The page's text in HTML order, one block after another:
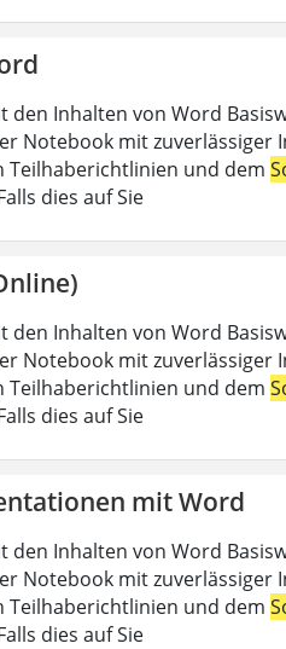
den Inhalten von Word
Notebook mit
Teilhaberichtlinien und dem
dies auf Sie
den Inhalten von Word
Notebook mit
Teilhaberichtlinien und dem
dies auf Sie
mit Word
den Inhalten von Word
Notebook mit
Teilhaberichtlinien und dem
dies auf Sie